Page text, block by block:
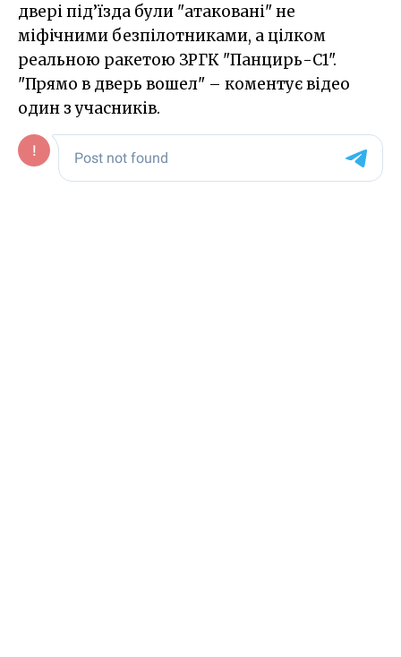
двері під’їзда були "атаковані" не
міфічними безпілотниками, а цілком
реальною ракетою ЗРГК "Панцирь-С1".
"Прямо в дверь вошел" – коментує відео
один з учасників.